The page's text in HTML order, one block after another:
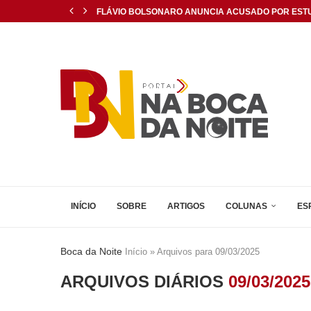
FLÁVIO BOLSONARO ANUNCIA ACUSADO POR
INÍCIO SOBRE ARTIGOS COLUNAS
Boca da Noite Início » Arquivos para 09/03/2025
ARQUIVOS DIÁRIOS 09/03/2025